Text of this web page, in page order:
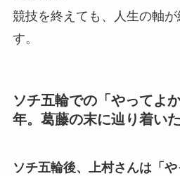
競技を終えても、人生の軸
す。
ソチ五輪での「やってよ
年。葛藤の末に辿り着い
ソチ五輪後、上村さんは「